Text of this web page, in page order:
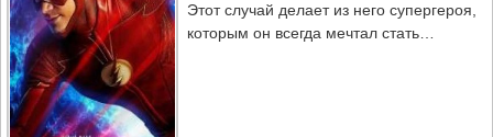
Этот случай делает из него супергероя,
которым он всегда мечтал стать…